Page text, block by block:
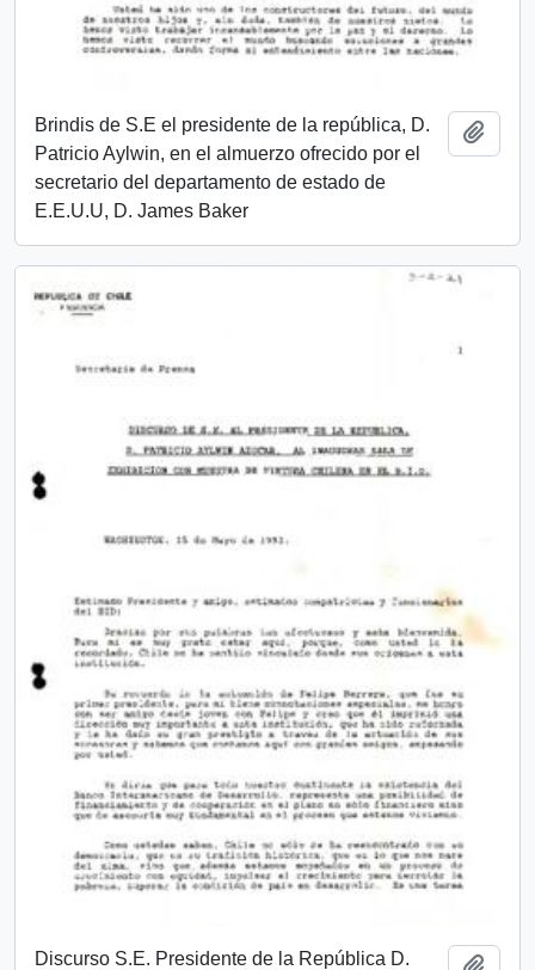
Brindis de S.E el presidente de la república, D.
Patricio Aylwin, en el almuerzo ofrecido por el
secretario del departamento de estado de
E.E.U.U, D. James Baker
Discurso S.E. Presidente de la República D.